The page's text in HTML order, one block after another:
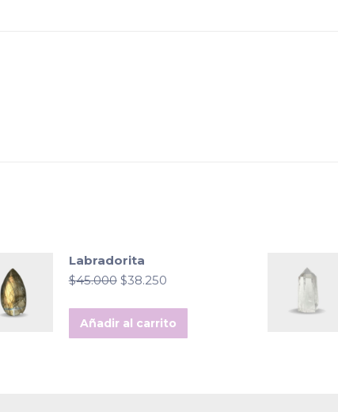
Labradorita
$45.000 El
original
era:
$45.000.
$38.250El
actual
es:
$38.250.
Añadir al carrito